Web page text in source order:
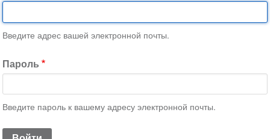
Введите адрес вашей электронной почты.
Пароль
Введите пароль к вашему адресу электронной почты.